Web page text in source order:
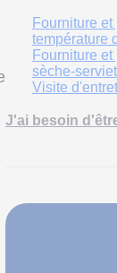
Fourniture
température
Fourniture
sèche-
Visite
J'ai besoin